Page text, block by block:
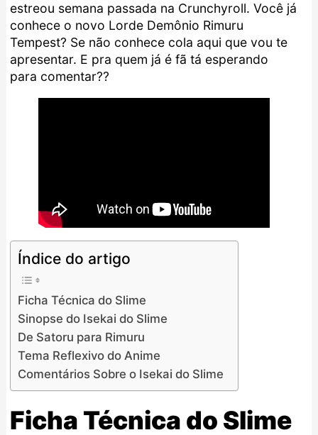
estreou semana passada na Crunchyroll. Você já
conhece o novo Lorde Demônio Rimuru
Tempest? Se não conhece cola aqui que vou te
apresentar. E pra quem já é fã tá esperando
para comentar??
Índice do artigo
Ficha Técnica do Slime
Sinopse do Isekai do Slime
De Satoru para Rimuru
Tema Reflexivo do Anime
Comentários Sobre o Isekai do Slime
Ficha Técnica do Slime